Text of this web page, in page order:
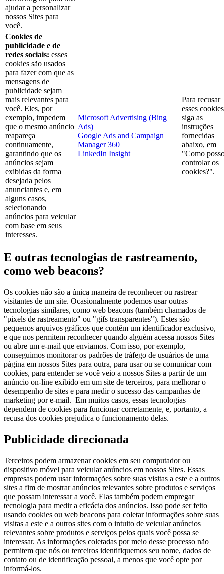
ajudar a personalizar
nossos Sites para
você.
Cookies de
publicidade e de
redes sociais: esses
cookies são usados
para fazer com que as
mensagens de
publicidade sejam
mais relevantes para
você. Eles, por
exemplo, impedem
que o mesmo anúncio
reapareça
continuamente,
garantindo que os
anúncios sejam
exibidas da forma
desejada pelos
anunciantes e, em
alguns casos,
selecionando
anúncios para veicular
com base em seus
interesses.
Microsoft Advertising (Bing
Ads)
Google Ads and Campaign
Manager 360
LinkedIn Insight
Para recusar
esses
siga as
instruções
fornecidas
abaixo, em
"Como
controlar os
cookies?".
E outras tecnologias de rastreamento,
como web beacons?
Os cookies não são a única maneira de reconhecer ou rastrear
visitantes de um site. Ocasionalmente podemos usar outras
tecnologias similares, como web beacons (também chamados de
"pixels de rastreamento" ou "gifs transparentes"). Estes são
pequenos arquivos gráficos que contêm um identificador exclusivo,
e que nos permitem reconhecer quando alguém acessa nossos Sites
ou abre um e-mail que enviamos. Com isso, por exemplo,
conseguimos monitorar os padrões de tráfego de usuários de uma
página em nossos Sites para outra, para usar ou se comunicar com
cookies, para entender se você veio a nossos Sites a partir de um
anúncio on-line exibido em um site de terceiros, para melhorar o
desempenho de sites e para medir o sucesso das campanhas de
marketing por e-mail. Em muitos casos, essas tecnologias
dependem de cookies para funcionar corretamente, e, portanto, a
recusa dos cookies prejudica o funcionamento delas.
Publicidade direcionada
Terceiros podem armazenar cookies em seu computador ou
dispositivo móvel para veicular anúncios em nossos Sites. Essas
empresas podem usar informações sobre suas visitas a este e a outros
sites a fim de mostrar anúncios relevantes sobre produtos e serviços
que possam interessar a você. Elas também podem empregar
tecnologia para medir a eficácia dos anúncios. Isso pode ser feito
usando cookies ou web beacons para coletar informações sobre suas
visitas a este e a outros sites com o intuito de veicular anúncios
relevantes sobre produtos e serviços pelos quais você possa se
interessar. As informações coletadas por meio desse processo não
permitem que nós ou terceiros identifiquemos seu nome, dados de
contato ou de identificação pessoal, a menos que você opte por
informá-los.